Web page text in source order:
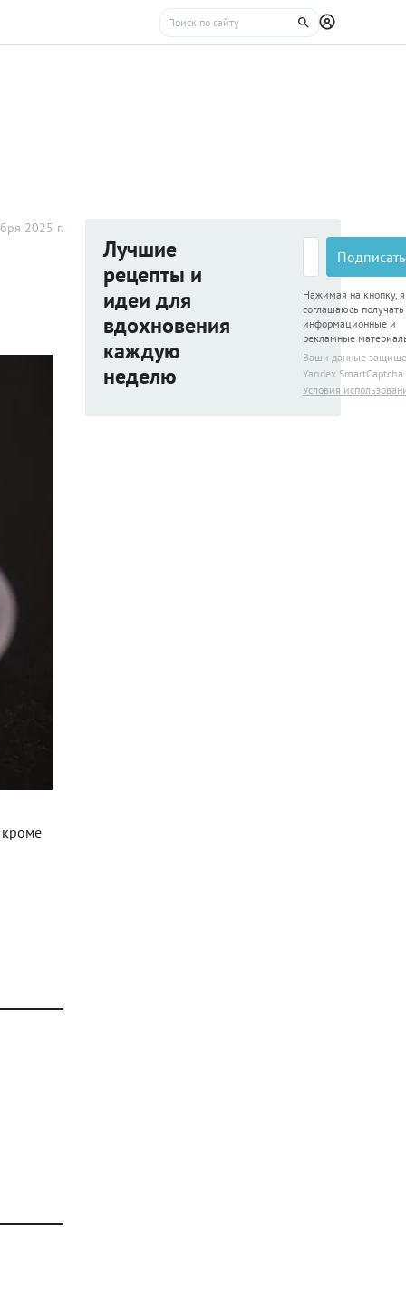
2025 г.
кроме
Лучшие
рецепты и
идеи для
вдохновения
каждую
неделю
Нажимая на кнопку, я
соглашаюсь получать
информационные и
рекламные
Ваши данные
Yandex SmartCaptcha
Условия